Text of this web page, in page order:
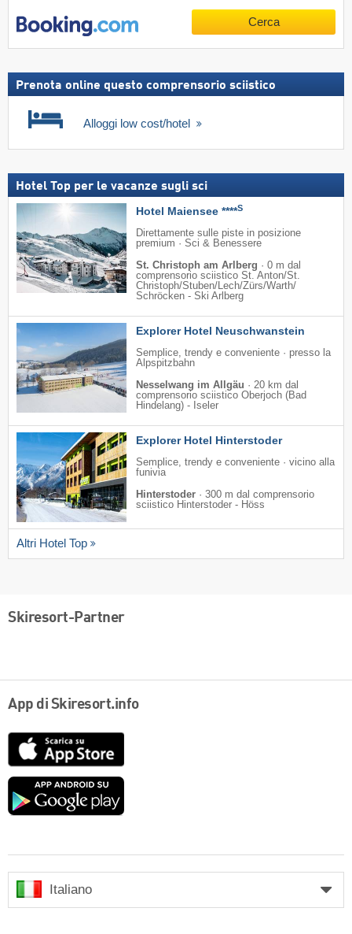
Cerca
Prenota online questo comprensorio sciistico
Alloggi low cost/hotel
Hotel Top per le vacanze sugli sci
Hotel Maiensee ****S
Direttamente sulle piste in posizione
premium · Sci & Benessere
St. Christoph am Arlberg · 0 m dal
comprensorio sciistico St. Anton/​St.
Christoph/​Stuben/​Lech/​Zürs/​Warth/​
Schröcken - Ski Arlberg
Explorer Hotel Neuschwanstein
Semplice, trendy e conveniente · presso la
Alpspitzbahn
Nesselwang im Allgäu · 20 km dal
comprensorio sciistico Oberjoch (Bad
Hindelang) - Iseler
Explorer Hotel Hinterstoder
Semplice, trendy e conveniente · vicino alla
funivia
Hinterstoder · 300 m dal comprensorio
sciistico Hinterstoder - Höss
Altri Hotel Top
Skiresort-Partner
App di Skiresort.info
Google
Italiano